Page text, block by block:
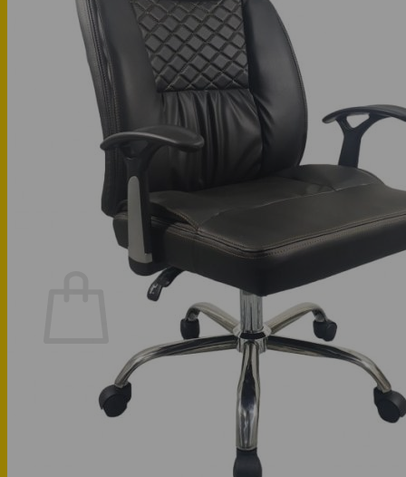
Sản phẩm
Văn phòng
Phòng khách
Phòng bếp
Phòng ngủ
Hotline: 0947 323438
Chưa có sản phẩm trong giỏ hàng.
Quay trở lại cửa hàng